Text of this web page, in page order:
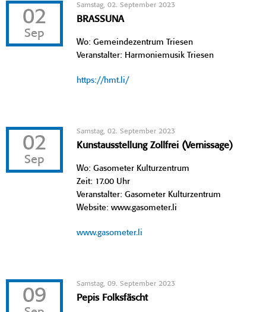
02
Sep
Samstag, 02. September 2023
BRASSUNA
Wo: Gemeindezentrum Triesen
Veranstalter: Harmoniemusik Triesen
https://hmt.li/
02
Sep
Samstag, 02. September 2023
Kunstausstellung Zollfrei (Vernissage)
Wo: Gasometer Kulturzentrum
Zeit: 17.00 Uhr
Veranstalter: Gasometer Kulturzentrum
Website: www.gasometer.li
www.gasometer.li
09
Samstag, 09. September 2023
Pepis Folksfäscht